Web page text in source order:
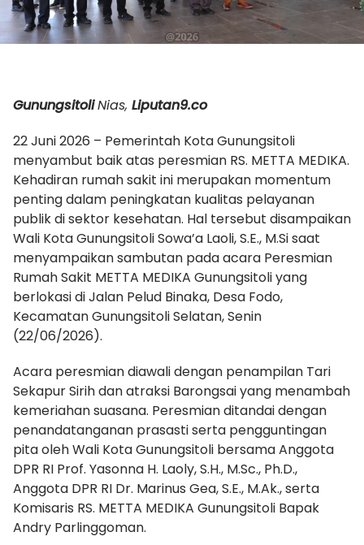
GunungsitoliNias, Liputan9.co
22 Juni 2026 – Pemerintah Kota Gunungsitoli
menyambut baik atas peresmian RS. METTA MEDIKA.
Kehadiran rumah sakit ini merupakan momentum
penting dalam peningkatan kualitas pelayanan
publik di sektor kesehatan. Hal tersebut disampaikan
Wali Kota Gunungsitoli Sowa’a Laoli, S.E., M.Si saat
menyampaikan sambutan pada acara Peresmian
Rumah Sakit METTA MEDIKA Gunungsitoli yang
berlokasi di Jalan Pelud Binaka, Desa Fodo,
Kecamatan Gunungsitoli Selatan, Senin
(22/06/2026).
Acara peresmian diawali dengan penampilan Tari
Sekapur Sirih dan atraksi Barongsai yang menambah
kemeriahan suasana. Peresmian ditandai dengan
penandatanganan prasasti serta pengguntingan
pita oleh Wali Kota Gunungsitoli bersama Anggota
DPR RI Prof. Yasonna H. Laoly, S.H., M.Sc., Ph.D.,
Anggota DPR RI Dr. Marinus Gea, S.E., M.Ak., serta
Komisaris RS. METTA MEDIKA Gunungsitoli Bapak
Andry Parlinggoman.